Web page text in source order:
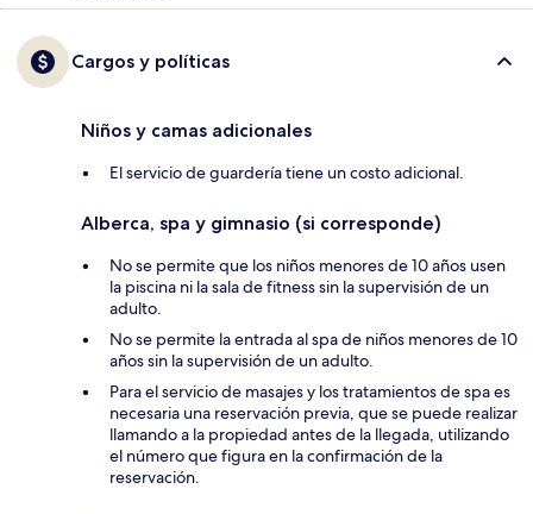
Cargos y políticas
Niños y camas adicionales
El servicio de guardería tiene un costo adicional.
Alberca, spa y gimnasio (si corresponde)
No se permite que los niños menores de 10 años usen
la piscina ni la sala de fitness sin la supervisión de un
adulto.
No se permite la entrada al spa de niños menores de 10
años sin la supervisión de un adulto.
Para el servicio de masajes y los tratamientos de spa es
necesaria una reservación previa, que se puede realizar
llamando a la propiedad antes de la llegada, utilizando
el número que figura en la confirmación de la
reservación.